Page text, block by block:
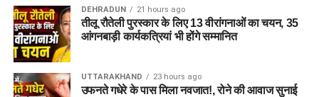
DEHRADUN 21 hours ago
तीलू रौतेली पुरस्कार के लिए 13 वीरांगनाओं का चयन, 35
आंगनबाड़ी कार्यकत्रियां भी होंगे सम्मानित
UTTARAKHAND 23 hours ago
उफनते गधेरे के पास मिला नवजात!, रोने की आवाज सुनाई